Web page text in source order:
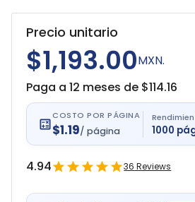
Precio unitario
$1,193.00MXN.
Paga a 12 meses de $114.16
COSTO POR PÁGINA
$1.19/ página 1000
4.94 36 Reviews